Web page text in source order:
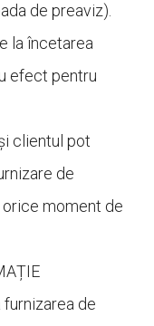
de preaviz).
la încetarea
efect pentru
clientul pot
de
moment de
de